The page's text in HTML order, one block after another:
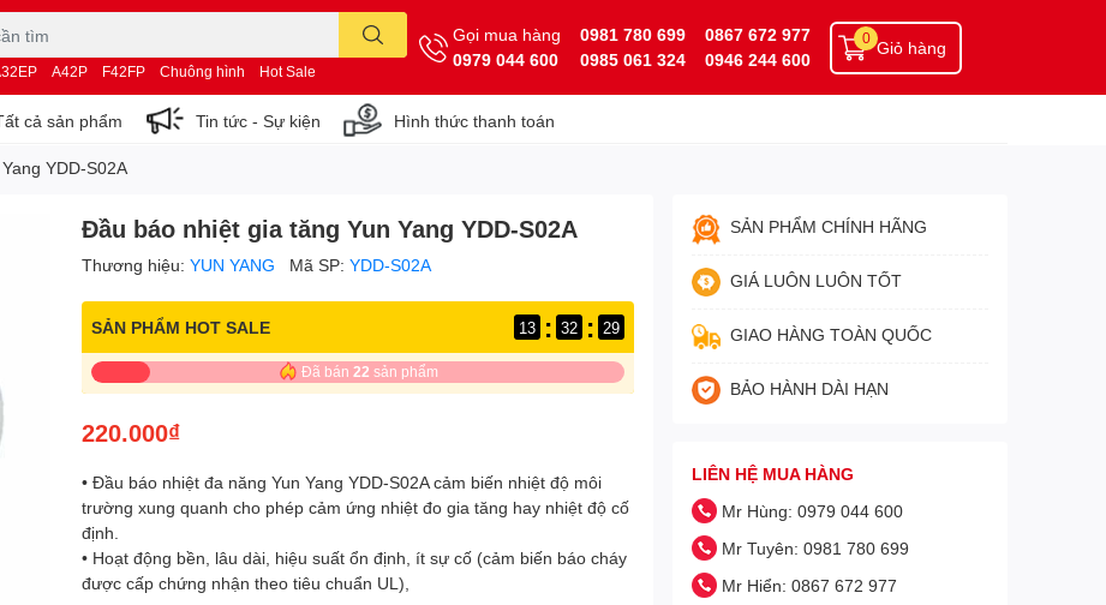
A42P F42FP Chuông hình Hot Sale
Gọi mua hàng
0979 044 600
0981 780 699
0985 061 324
0867 672 977
0946 244 600
Giỏ hàng
0
cả sản phẩm Tin tức - Sự kiện Hình thức thanh toán
YDD-S02A
Đầu báo nhiệt gia tăng Yun Yang YDD-S02A
Thương hiệu:YUN YANG Mã SP:YDD-S02A
SẢN PHẨM HOT SALE 13 : 32 : 29
Đã bán 22 sản phẩm
220.000₫
• Đầu báo nhiệt đa năng Yun Yang YDD-S02A cảm biến nhiệt độ môi
trường xung quanh cho phép cảm ứng nhiệt đo gia tăng hay nhiệt độ cố
định.
• Hoạt động bền, lâu dài, hiệu suất ổn định, ít sự cố (cảm biến báo cháy
được cấp chứng nhận theo tiêu chuẩn UL),
SẢN PHẨM CHÍNH HÃNG
GIÁ LUÔN LUÔN TỐT
GIAO HÀNG TOÀN QUỐC
BẢO HÀNH DÀI HẠN
LIÊN HỆ MUA HÀNG
Mr Hùng: 0979 044 600
Mr Tuyên: 0981 780 699
Mr Hiển: 0867 672 977